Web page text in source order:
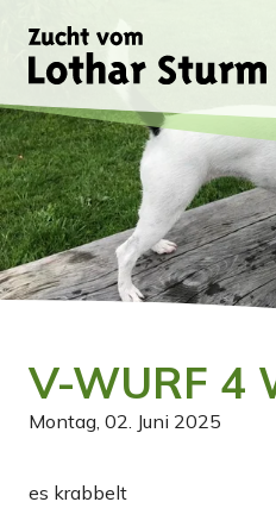
V-WURF 4
Montag, 02. Juni 2025
es krabbelt